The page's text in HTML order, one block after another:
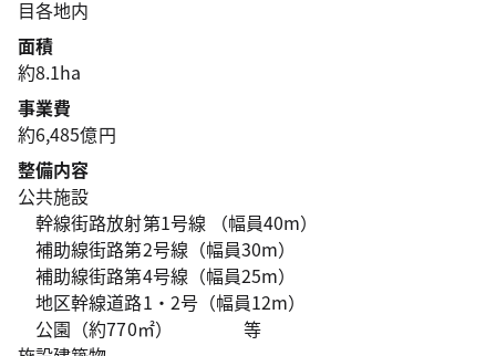
目各地内
面積
約8.1ha
事業費
約6,485億円
整備内容
公共施設
幹線街路放射第1号線 （幅員40m）
補助線街路第2号線（幅員30m）
補助線街路第4号線（幅員25m）
地区幹線道路1・2号（幅員12m）
公園（約770㎡） 等